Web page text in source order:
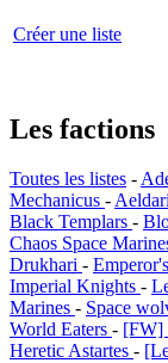
Créer une liste
Les factions
Toutes les listes -
Mechanicus -
Black Templars -
Chaos Space
Drukhari -
Imperial Knights -
Marines - Space
World Eaters - [FW]
Heretic Astartes -